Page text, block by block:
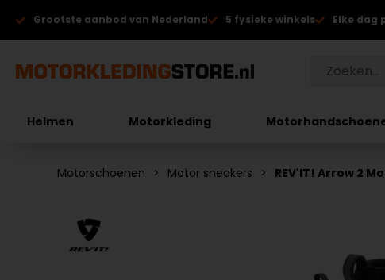
Grootste aanbod van Nederland 5 fysieke winkels Elke dag
Helmen Motorkleding
Motorschoenen Motor sneakers REV'IT! Arrow 2